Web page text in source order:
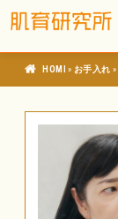
肌育研究所
» お手入れ »